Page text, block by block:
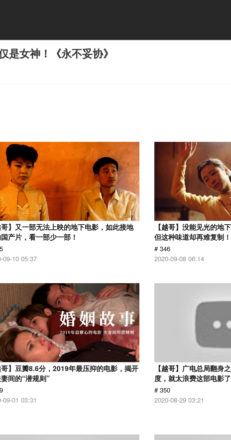
是女神！《永不妥协》
哥】又一部无法上映的地下电影，如此接地
产片，看一部少一部！
09-10 05:37
【越哥】没能见光的地
但这种味道却再难复制！
# 346
2020-09-08 06:14
哥】豆瓣8.6分，2019年最压抑的电影，揭开
间的“潜规则”
09-01 03:31
【越哥】广电总局翻身
度，就太浪费这部电影了
# 350
2020-08-29 03:21